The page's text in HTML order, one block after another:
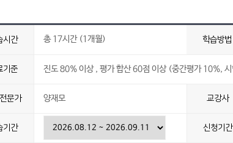
시간 총 17시간 (1개월) 학습방법
기준 진도 80% 이상 , 평가 합산 60점 이상 (중간평가 10%,
문가 양재모 교강사
기간 신청기간